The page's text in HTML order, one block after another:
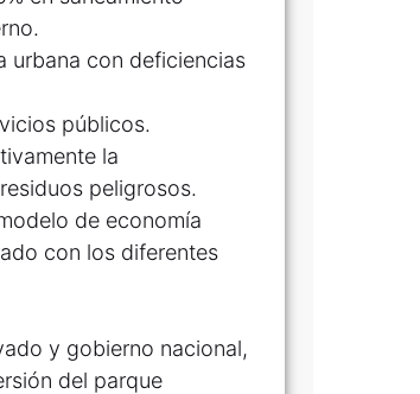
urbana con deficiencias
públicos.
la
peligrosos.
de economía
con los diferentes
y gobierno nacional,
del parque